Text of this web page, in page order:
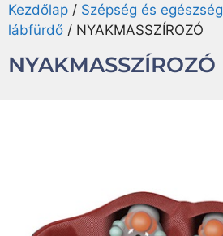
Kezdőlap / Szépség és egészség
lábfürdő / NYAKMASSZÍROZÓ
NYAKMASSZÍROZÓ